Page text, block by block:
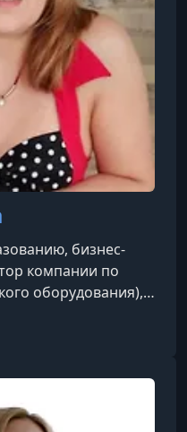
бизнес-
компании по
оборудования),
(в переводе с
автор
раскрытия
роста.Автор
простые шаги